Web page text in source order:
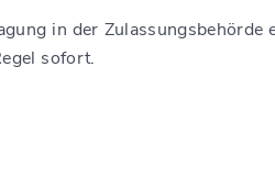
in der Zulassungsbehörde
sofort.